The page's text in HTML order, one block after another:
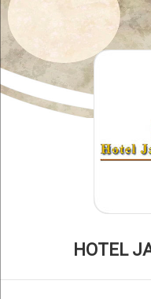
HOTEL